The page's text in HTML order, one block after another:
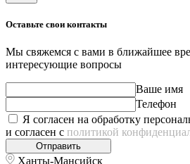
Оставьте свои контакты
Мы свяжемся с вами в ближайшее
интересующие вопросы
Ваше имя
Телефон
Я согласен на обработку
и согласен с политикой
Отправить
Ханты-Мансийск